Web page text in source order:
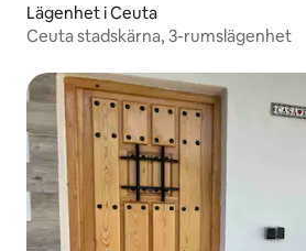
Lägenhet i Ceuta
Ceuta stadskärna, 3-rumslägenhet